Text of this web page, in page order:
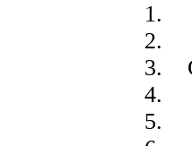
1.
2.
3.
4.
5.